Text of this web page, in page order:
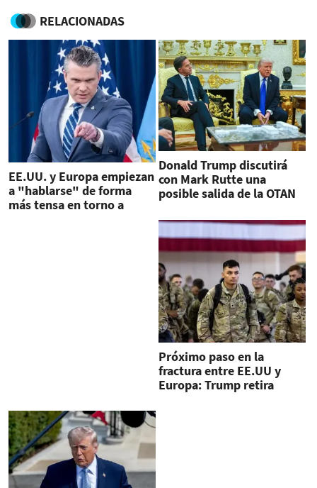
RELACIONADAS
EE.UU. y Europa empiezan
a "hablarse" de forma
más tensa en torno a
Donald Trump discutirá
con Mark Rutte una
posible salida de la OTAN
Próximo paso en la
fractura entre EE.UU y
Europa: Trump retira